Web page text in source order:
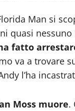
Man si
quasi
fatto
va a trovare
l’ha
Moss muore.